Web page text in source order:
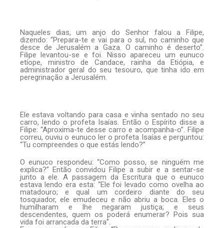
Naqueles dias, um anjo do Senhor falou a Filipe,
dizendo: “Prepara-te e vai para o sul, no caminho que
desce de Jerusalém a Gaza. O caminho é deserto”.
Filipe levantou-se e foi. Nisso apareceu um eunuco
etíope, ministro de Candace, rainha da Etiópia, e
administrador geral do seu tesouro, que tinha ido em
peregrinação a Jerusalém.
Ele estava voltando para casa e vinha sentado no seu
carro, lendo o profeta Isaías. Então o Espírito disse a
Filipe: “Aproxima-te desse carro e acompanha-o”. Filipe
correu, ouviu o eunuco ler o profeta Isaías e perguntou:
“Tu compreendes o que estás lendo?”
O eunuco respondeu: “Como posso, se ninguém me
explica?” Então convidou Filipe a subir e a sentar-se
junto a ele. A passagem da Escritura que o eunuco
estava lendo era esta: “Ele foi levado como ovelha ao
matadouro; e qual um cordeiro diante do seu
tosquiador, ele emudeceu e não abriu a boca. Eles o
humilharam e lhe negaram justiça; e seus
descendentes, quem os poderá enumerar? Pois sua
vida foi arrancada da terra”.